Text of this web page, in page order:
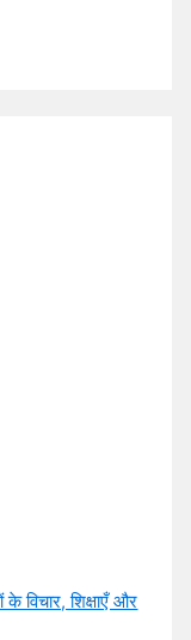
के विचार, शिक्षाएँ और